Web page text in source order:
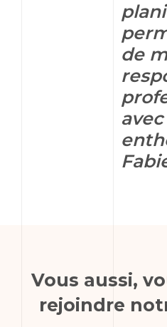
de
Vous aussi,
rejoindre